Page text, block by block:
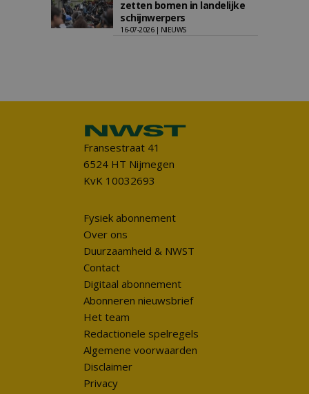
zetten bomen in landelijke
schijnwerpers
16-07-2026 | NIEUWS
Fransestraat 41
6524 HT Nijmegen
KvK 10032693
Fysiek abonnement
Over ons
Duurzaamheid & NWST
Contact
Digitaal abonnement
Abonneren nieuwsbrief
Het team
Redactionele spelregels
Algemene voorwaarden
Disclaimer
Privacy